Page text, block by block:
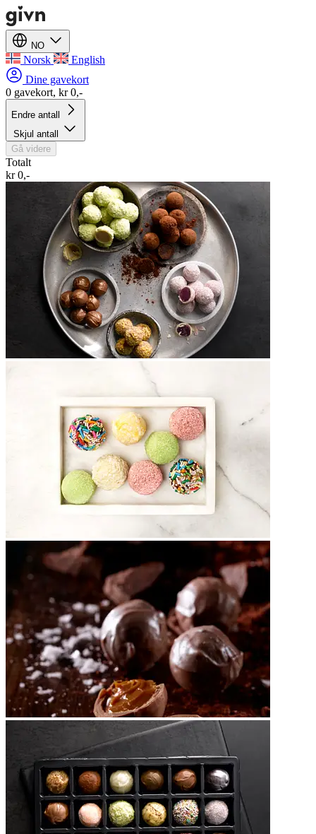
NO
Norsk
English
Dine gavekort
0 gavekort, kr 0,-
Endre antall
Skjul antall
Gå videre
Totalt
kr 0,-